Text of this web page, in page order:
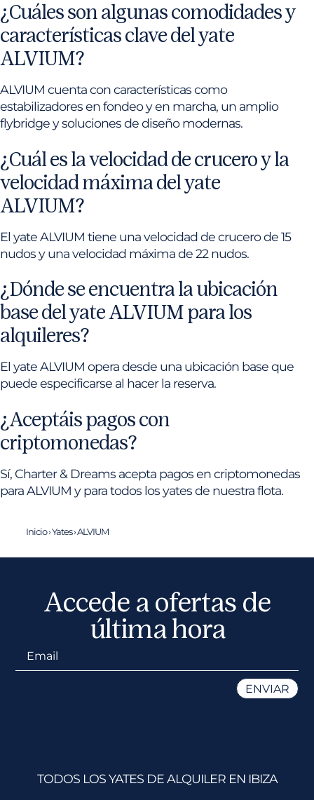
¿Cuáles son algunas comodidades y
características clave del yate
ALVIUM?
ALVIUM cuenta con características como
estabilizadores en fondeo y en marcha, un amplio
flybridge y soluciones de diseño modernas.
¿Cuál es la velocidad de crucero y la
velocidad máxima del yate
ALVIUM?
El yate ALVIUM tiene una velocidad de crucero de 15
nudos y una velocidad máxima de 22 nudos.
¿Dónde se encuentra la ubicación
base del yate ALVIUM para los
alquileres?
El yate ALVIUM opera desde una ubicación base que
puede especificarse al hacer la reserva.
¿Aceptáis pagos con
criptomonedas?
Sí, Charter & Dreams acepta pagos en criptomonedas
para ALVIUM y para todos los yates de nuestra flota.
Inicio›Yates›ALVIUM
Accede a ofertas de
última hora
TODOS LOS YATES DE ALQUILER EN IBIZA